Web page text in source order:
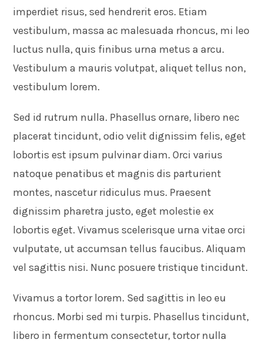
imperdiet risus, sed hendrerit eros. Etiam
vestibulum, massa ac malesuada rhoncus, mi leo
luctus nulla, quis finibus urna metus a arcu.
Vestibulum a mauris volutpat, aliquet tellus non,
vestibulum lorem.
Sed id rutrum nulla. Phasellus ornare, libero nec
placerat tincidunt, odio velit dignissim felis, eget
lobortis est ipsum pulvinar diam. Orci varius
natoque penatibus et magnis dis parturient
montes, nascetur ridiculus mus. Praesent
dignissim pharetra justo, eget molestie ex
lobortis eget. Vivamus scelerisque urna vitae orci
vulputate, ut accumsan tellus faucibus. Aliquam
vel sagittis nisi. Nunc posuere tristique tincidunt.
Vivamus a tortor lorem. Sed sagittis in leo eu
rhoncus. Morbi sed mi turpis. Phasellus tincidunt,
libero in fermentum consectetur, tortor nulla